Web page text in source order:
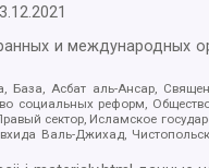
и международных
Асбат аль-Ансар,
социальных реформ,
сектор, Исламское
Валь-Джихад,